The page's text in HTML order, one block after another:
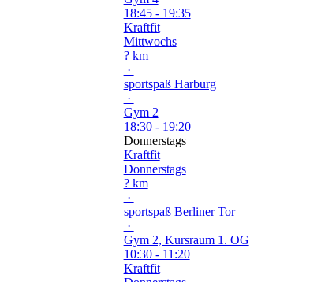
18:45 - 19:35
Kraftfit
Mittwochs
? km
·
sportspaß Harburg
·
Gym 2
18:30 - 19:20
Donnerstags
Kraftfit
Donnerstags
? km
·
sportspaß Berliner Tor
·
Gym 2, Kursraum 1. OG
10:30 - 11:20
Kraftfit